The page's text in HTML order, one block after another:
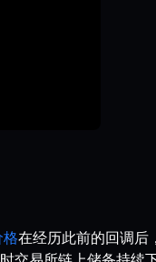
格在经历此前的回调后